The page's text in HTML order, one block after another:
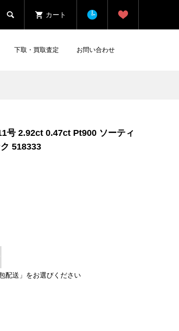
 カート
下取・買取査定 お問い合わせ
号 2.92ct 0.47ct Pt900 ソーティ
518333
配送」をお選びください